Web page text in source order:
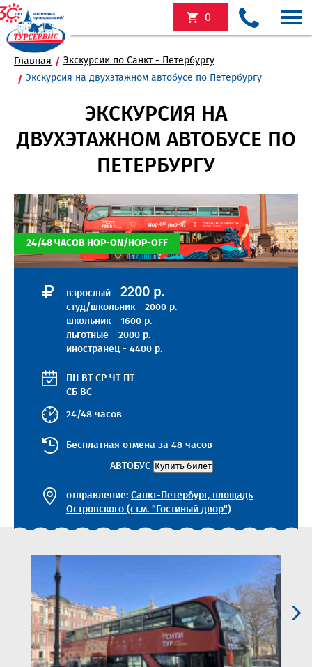
0
Главная
Экскурсии по Санкт - Петербургу
Экскурсия на двухэтажном автобусе по Петербургу
ЭКСКУРСИЯ НА
ДВУХЭТАЖНОМ АВТОБУСЕ ПО
ПЕТЕРБУРГУ
24/48 ЧАСОВ HOP-ON/HOP-OFF
взрослый - 2200 р.
студ/школьник - 2000 р.
школьник - 1600 р.
льготные - 2000 р.
иностранец - 4400 р.
ПН ВТ СР ЧТ
СБ ВС
24/48 часов
Бесплатная отмена за 48 часов
АВТОБУС Купить билет
отправление: Санкт-Петербург, площадь
Островского (ст.м. "Гостиный двор")